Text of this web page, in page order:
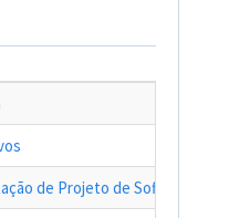
de Projeto de Software